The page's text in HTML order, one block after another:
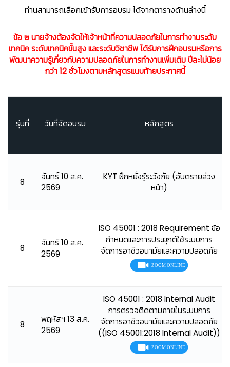
ท่านสามารถเลือกเข้ารับการอบรม ได้จากตารางด้านล่างนี้
ข้อ ๒ นายจ้างต้องจัดให้เจ้าหน้าที่ความปลอดภัยในการทำงานระดับ
เทคนิค ระดับเทคนิคขั้นสูง และระดับวิชาชีพ ได้รับการฝึกอบรมหรือการ
พัฒนาความรู้เกี่ยวกับความปลอดภัยในการทำงานเพิ่มเติม ปีละไม่น้อย
กว่า 12 ชั่วโมงตามหลักสูตรแนบท้ายประกาศนี้
รุ่นที่ วันที่จัดอบรม หลักสูตร
8
จันทร์ 10 ส.ค.
2569
KYT ฝึกหยั่งรู้ระวังภัย (อันตรายล่วง
หน้า)
8
จันทร์ 10 ส.ค.
2569
ISO 45001 : 2018 Requirement ข้อ
กำหนดและการประยุกต์ใช้ระบบการ
จัดการอาชีวอนามัยและความปลอดภัย
8
พฤหัสฯ 13 ส.ค.
2569
ISO 45001 : 2018 Internal Audit
การตรวจติดตามภายในระบบการ
จัดการอาชีวอนามัยและความปลอดภัย
((ISO 45001:2018 Internal Audit))